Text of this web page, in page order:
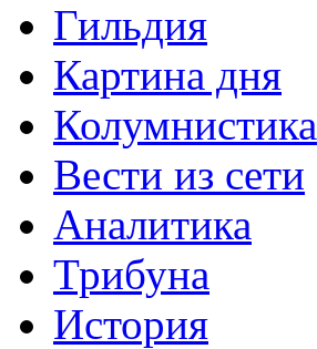
Гильдия
Картина дня
Колумнистика
Вести из сети
Аналитика
Трибуна
История